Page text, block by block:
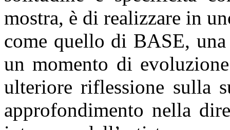
mostra, è di realizzare in
come quello di BASE,
un momento di
ulteriore riflessione sulla
approfondimento nella